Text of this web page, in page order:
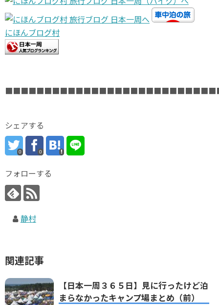
にほんブログ村
シェアする
0 0
フォローする
静村
関連記事
【日本一周３６５日】見に行ったけど泊
まらなかったキャンプ場まとめ（前）